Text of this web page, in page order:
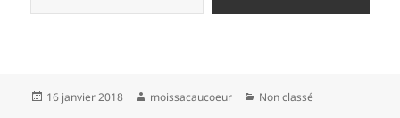
Publié
16 janvier 2018 Auteur
moissacaucoeur Catégories
Non classé